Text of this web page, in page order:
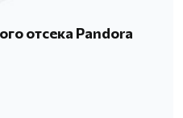
отсека Pandora